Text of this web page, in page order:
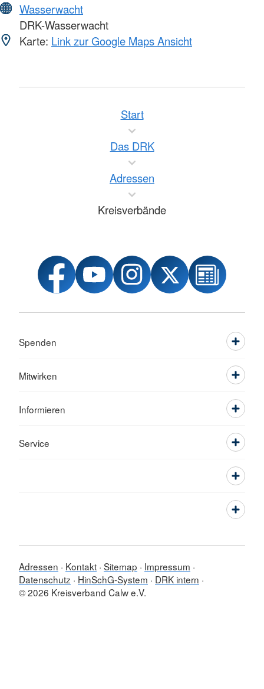
Wasserwacht
DRK-Wasserwacht
Karte: Link zur Google Maps Ansicht
Start
Das DRK
Adressen
Kreisverbände
Spenden
Mitwirken
Informieren
Service
Adressen Kontakt Sitemap
Impressum
Datenschutz
HinSchG-System
DRK intern
© 2026 Kreisverband Calw e.V.